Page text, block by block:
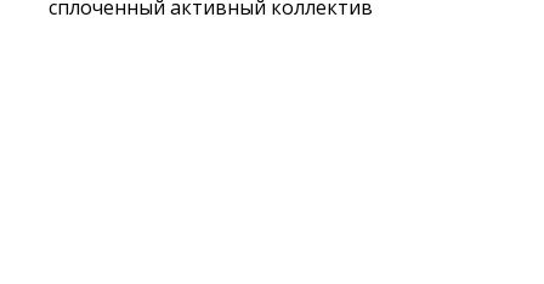
сплоченный активный коллектив